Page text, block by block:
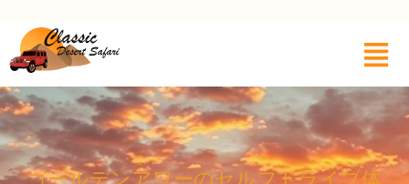
ゴールデンアワーのセルフドライブ体